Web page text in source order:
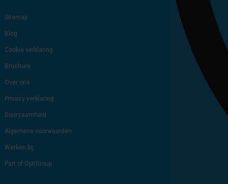
Sitemap
Blog
Cookie verklaring
Brochure
Over ons
Privacy verklaring
Duurzaamheid
Algemene voorwaarden
Werken bij
Part of OptiGroup